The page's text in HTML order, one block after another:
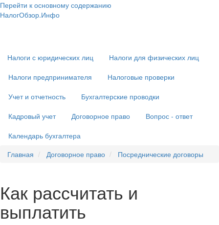
Перейти к основному содержанию
НалогОбзор.Инфо
Налоги с юридических лиц
Налоги для физических лиц
Налоги предпринимателя
Налоговые проверки
Учет и отчетность
Бухгалтерские проводки
Кадровый учет
Договорное право
Вопрос - ответ
Календарь бухгалтера
Главная
Договорное право Посреднические договоры
Как рассчитать и
выплатить